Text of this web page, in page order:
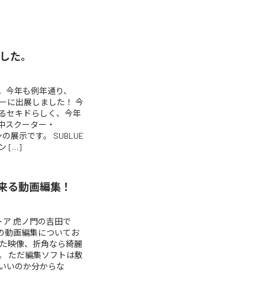
た。
年も例年通り、
に出展しました！ 今
セキドらしく、今年
スクーター・
展示です。 SUBLUE
[…]
る動画編集！
ア 虎ノ門の吉田で
動画編集についてお
映像、折角なら綺麗
ただ編集ソフトは敷
いのか分からな